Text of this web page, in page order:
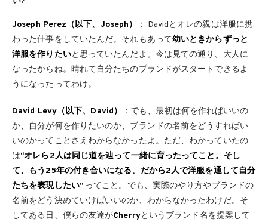
Joseph Perez（以下、Joseph）
： Davidとオレの親は洋服に携
わった仕事をしていたんだ。それもあって幼いときからずっと
洋服を作りたいと思っていたんだよ。今は見ての通り、大人に
なったからね。晴れて自分たちのブランドがスタートできるよ
うになったってわけ。
David Levy（以下、David）
：でも、最初は何を作ればいいの
か、自分が何を作りたいのか、ブランドの名前をどうすればい
いのかってことさえわからなかったよ。ただ、わかっていたの
は“オレら2人は同じ道を辿って一緒に育ったってこと。そし
て、もう25年の付き合いになる。だから2人で洋服を通して自分
たちを表現したい”ってこと。でも、実際のやり方やブランドの
名前をどう決めていけばいいのか、わからなかったわけだ。そ
してある日、僕らの友達がCherryというブランド名を提案して